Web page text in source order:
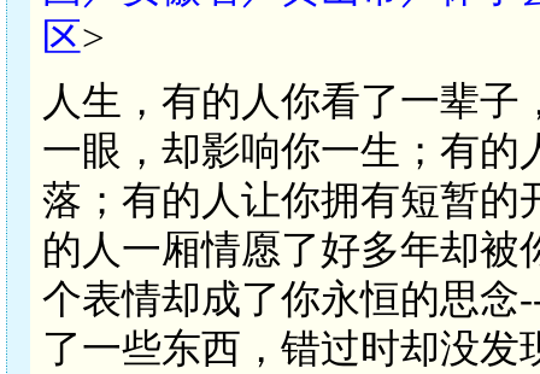
区>
人生，有的人你看了一辈
一眼，却影响你一生；有的
落；有的人让你拥有短暂的
的人一厢情愿了好多年却
个表情却成了你永恒的思念
了一些东西，错过时却没